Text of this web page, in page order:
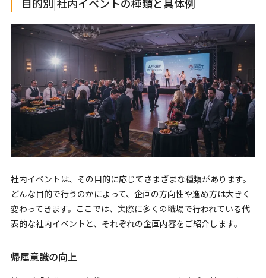
目的別|社内イベントの種類と具体例
社内イベントは、その目的に応じてさまざまな種類があります。
どんな目的で行うのかによって、企画の方向性や進め方は大きく
変わってきます。ここでは、実際に多くの職場で行われている代
表的な社内イベントと、それぞれの企画内容をご紹介します。
帰属意識の向上